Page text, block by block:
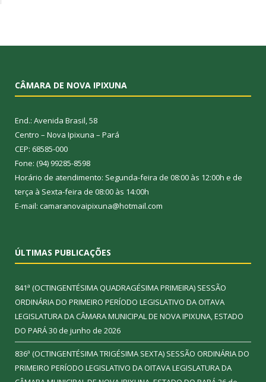
CÂMARA DE NOVA IPIXUNA
End.: Avenida Brasil, 58
Centro – Nova Ipixuna – Pará
CEP: 68585-000
Fone: (94) 99285-8598
Horário de atendimento: Segunda-feira de 08:00 às 12:00h e de
terça à Sexta-feira de 08:00 às 14:00h
E-mail: camaranovaipixuna@hotmail.com
ÚLTIMAS PUBLICAÇÕES
841ª (OCTINGENTÉSIMA QUADRAGÉSIMA PRIMEIRA) SESSÃO
ORDINÁRIA DO PRIMEIRO PERÍODO LEGISLATIVO DA OITAVA
LEGISLATURA DA CÂMARA MUNICIPAL DE NOVA IPIXUNA, ESTADO
DO PARÁ30 de junho de 2026
836ª (OCTINGENTÉSIMA TRIGÉSIMA SEXTA) SESSÃO ORDINÁRIA DO
PRIMEIRO PERÍODO LEGISLATIVO DA OITAVA LEGISLATURA DA